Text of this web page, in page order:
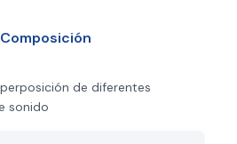
de diferentes
sonido